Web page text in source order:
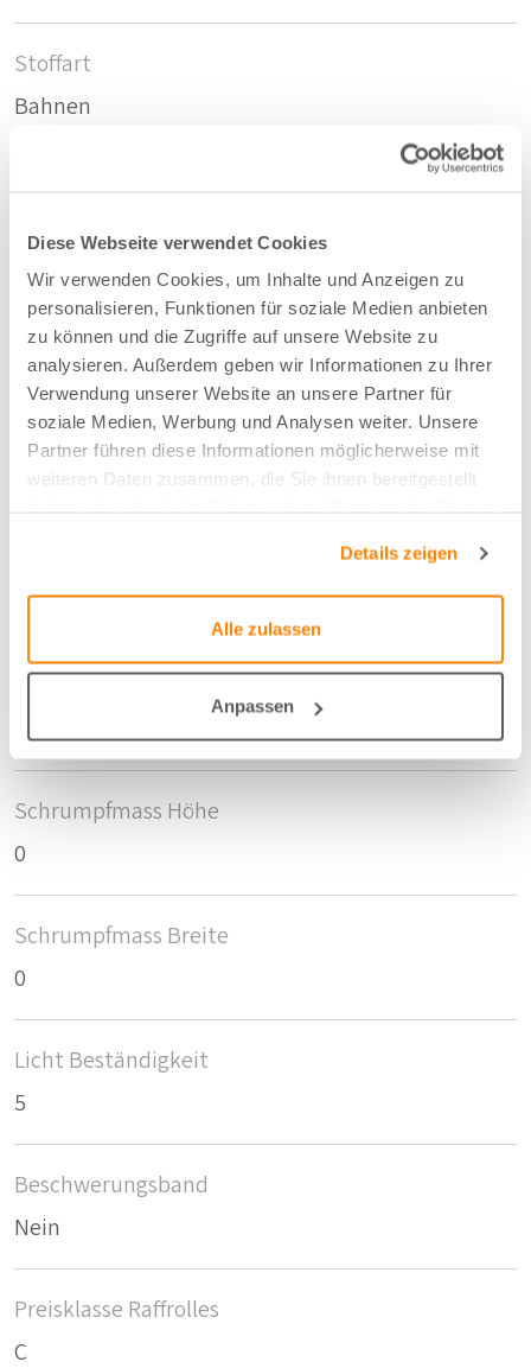
Diese Webseite verwendet Cookies
Wir verwenden Cookies, um Inhalte und Anzeigen zu
personalisieren, Funktionen für soziale Medien anbieten
zu können und die Zugriffe auf unsere Website zu
analysieren. Außerdem geben wir Informationen zu Ihrer
Verwendung unserer Website an unsere Partner für
soziale Medien, Werbung und Analysen weiter. Unsere
Partner führen diese Informationen möglicherweise mit
weiteren Daten zusammen, die Sie ihnen bereitgestellt
Details zeigen
Alle zulassen
Anpassen
Stoffart
Bahnen
Recycelte PET-Flaschen
Zusammensetzung
100%PET
Farbe
Hellgrau - 51
144 cm
Anzahl der Fläschen pro m2
10
Schrumpfmass Höhe
0
Schrumpfmass Breite
0
Licht Beständigkeit
5
Beschwerungsband
Nein
Preisklasse Raffrolles
C